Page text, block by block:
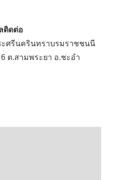
ติดต่อ
ะศรีนครินทราบรมราชชนนี
ต.สามพระยา อ.ชะอำ